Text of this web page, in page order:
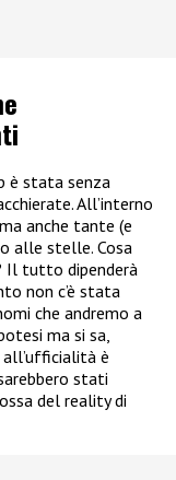
è stata senza
All’interno
anche tante (e
alle stelle. Cosa
Il tutto dipenderà
non c’è stata
che andremo a
ma si sa,
è
stati
del reality di